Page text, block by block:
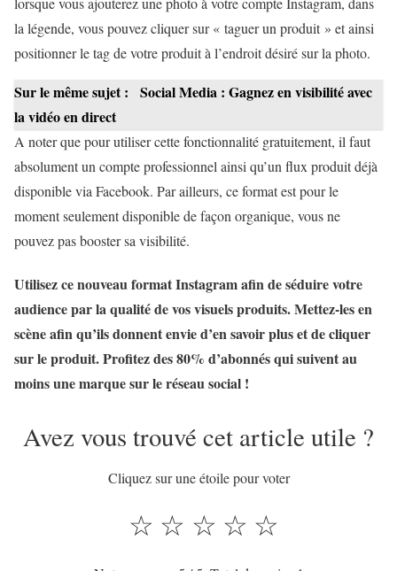
la légende, vous pouvez cliquer sur « taguer un produit » et ainsi
positionner le tag de votre produit à l’endroit désiré sur la photo.
Sur le même sujet :
Social Media : Gagnez en visibilité avec
la vidéo en direct
A noter que pour utiliser cette fonctionnalité gratuitement, il faut
absolument un compte professionnel ainsi qu’un flux produit déjà
disponible via Facebook. Par ailleurs, ce format est pour le
moment seulement disponible de façon organique, vous ne
pouvez pas booster sa visibilité.
Utilisez ce nouveau format Instagram afin de séduire votre
audience par la qualité de vos visuels produits. Mettez-les en
scène afin qu’ils donnent envie d’en savoir plus et de cliquer
sur le produit. Profitez des 80% d’abonnés qui suivent au
moins une marque sur le réseau social !
Avez vous trouvé cet article utile ?
Cliquez sur une étoile pour voter
☆
☆
☆
☆
☆